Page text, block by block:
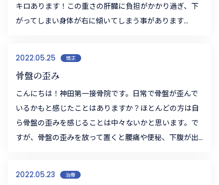
キロあります！この重さの肝臓に負担がかかり過ぎ、下
がってしまい身体が右に傾いてしまう事があります...
2022.05.25 矯正
骨盤の歪み
こんにちは！神田第一接骨院です。日常で骨盤が歪んで
いるかもと感じたことはありますか？ほとんどの方は自
ら骨盤の歪みを感じることは中々ないかと思います。で
すが、骨盤の歪みを放って置くと腰痛や便秘、下腹が出...
2022.05.23 治療